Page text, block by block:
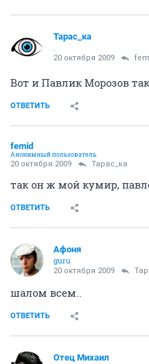
Тарас_ка
20 октября 2009
Вот и Павлик Морозов
ОТВЕТИТЬ
femid
Анонимный пользователь
20 октября 2009 Тарас_ка
так он ж мой кумир,
ОТВЕТИТЬ
Aфоня
guru
20 октября 2009
шалом всем..
ОТВЕТИТЬ
Отец Михаил